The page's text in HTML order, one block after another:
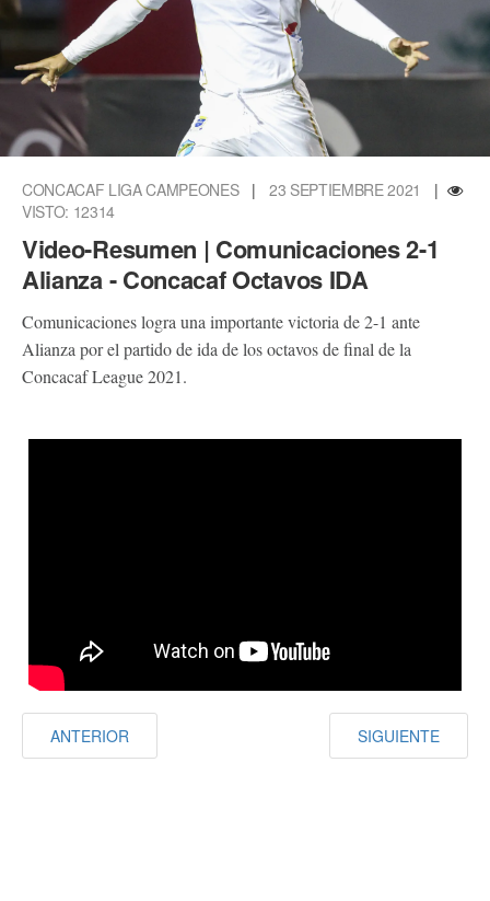
CONCACAF LIGA CAMPEONES | 23 SEPTIEMBRE 2021
|
VISTO: 12314
Video-Resumen | Comunicaciones 2-1
Alianza - Concacaf Octavos IDA
Comunicaciones logra una importante victoria de 2-1 ante
Alianza por el partido de ida de los octavos de final de la
Concacaf League 2021.
ANTERIOR SIGUIENTE